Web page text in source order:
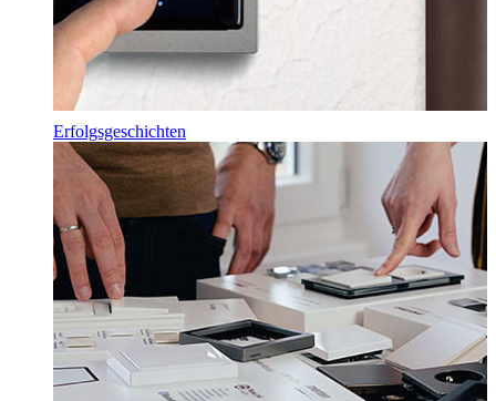
Erfolgsgeschichten